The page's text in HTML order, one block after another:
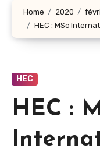
Home 2020
HEC : MSc
HEC
HEC :